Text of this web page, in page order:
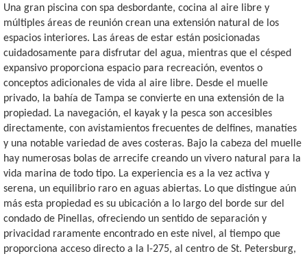
Una gran piscina con spa desbordante, cocina al aire libre y
múltiples áreas de reunión crean una extensión natural de los
espacios interiores. Las áreas de estar están posicionadas
cuidadosamente para disfrutar del agua, mientras que el césped
expansivo proporciona espacio para recreación, eventos o
conceptos adicionales de vida al aire libre. Desde el muelle
privado, la bahía de Tampa se convierte en una extensión de la
propiedad. La navegación, el kayak y la pesca son accesibles
directamente, con avistamientos frecuentes de delfines, manatíes
y una notable variedad de aves costeras. Bajo la cabeza del muelle
hay numerosas bolas de arrecife creando un vivero natural para la
vida marina de todo tipo. La experiencia es a la vez activa y
serena, un equilibrio raro en aguas abiertas. Lo que distingue aún
más esta propiedad es su ubicación a lo largo del borde sur del
condado de Pinellas, ofreciendo un sentido de separación y
privacidad raramente encontrado en este nivel, al tiempo que
proporciona acceso directo a la I-275, al centro de St. Petersburg,